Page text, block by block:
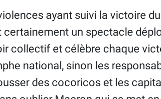
ayant suivi la victoire
certainement un spectacle
collectif et célèbre chaque
national, sinon les
des cocoricos et les